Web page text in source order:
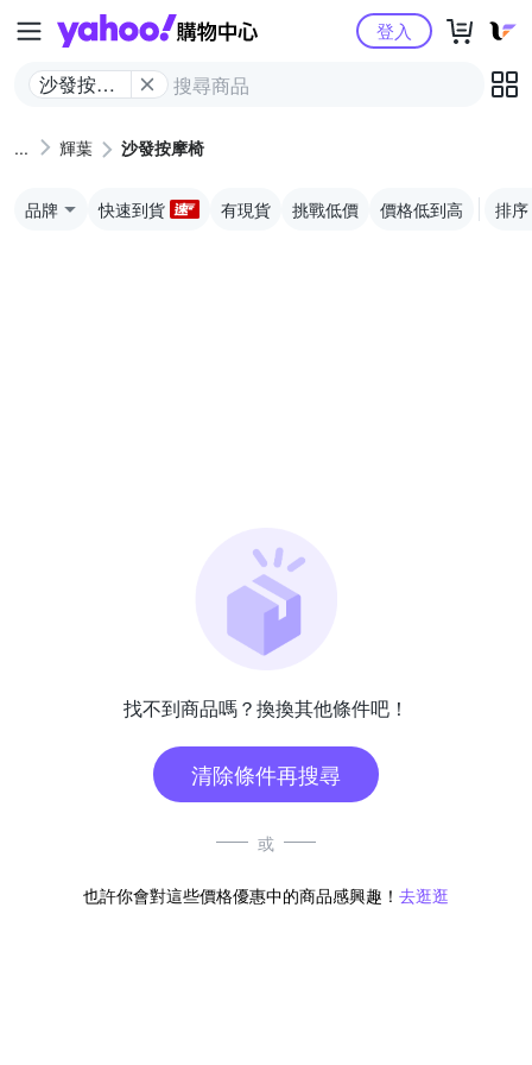
Yahoo購物中心
沙發按摩
登入
輝葉 沙發按摩椅
品牌 快速到貨 有現貨 挑戰低價 價格低到高 排序
找不到商品嗎？換換其他條件吧！
清除條件再搜尋
或
也許你會對這些價格優惠中的商品感興趣！ 去逛逛